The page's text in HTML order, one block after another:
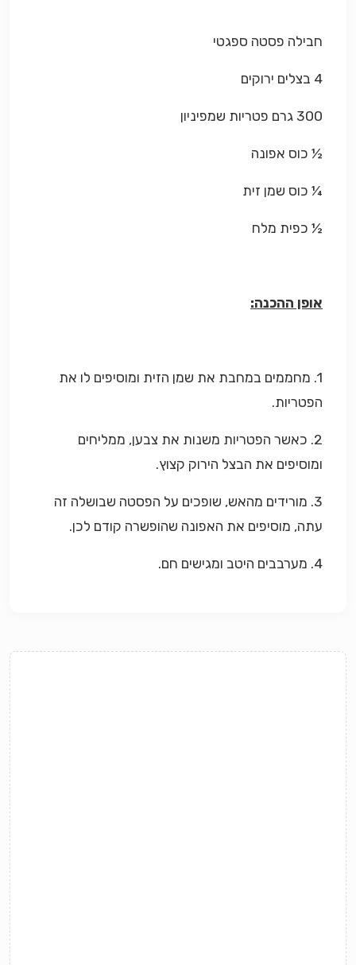
חבילה פסטה ספגטי
4 בצלים ירוקים
300 גרם פטריות שמפיניון
½ כוס אפונה
¼ כוס שמן זית
½ כפית מלח
אופן ההכנה:
1. מחממים במחבת את שמן הזית ומוסיפים לו את
הפטריות.
2. כאשר הפטריות משנות את צבען, ממליחים
ומוסיפים את הבצל הירוק קצוץ.
3. מורידים מהאש, שופכים על הפסטה שבושלה זה
עתה, מוסיפים את האפונה שהופשרה קודם לכן.
4. מערבבים היטב ומגישים חם.